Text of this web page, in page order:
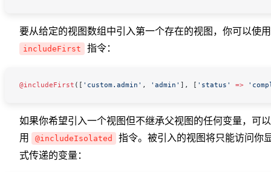
要从给定的视图数组中引入第一个存在的视图，你可以使用
includeFirst 指令：
@includeFirst ([ 'custom.admin' , 'admin' ], [ 'status' =>
如果你希望引入一个视图但不继承父视图的任何变量，可
用
@includeIsolated
指令。被引入的视图将只能访问你
式传递的变量：